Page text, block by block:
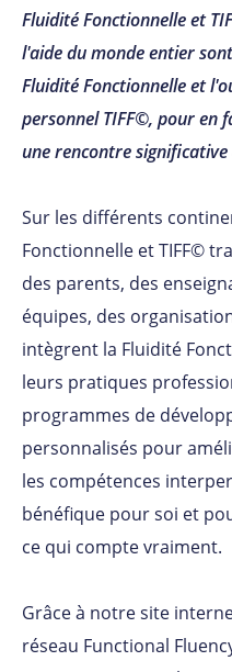
Fluidité Fonctionnelle et
l'aide du monde entier
Fluidité Fonctionnelle et
personnel TIFF©, pour en
une rencontre significative
Sur les différents
Fonctionnelle et TIFF©
des parents, des
équipes, des
intègrent la Fluidité
leurs pratiques
programmes de
personnalisés pour
les compétences
bénéfique pour soi et
ce qui compte vraiment.
Grâce à notre site
réseau Functional